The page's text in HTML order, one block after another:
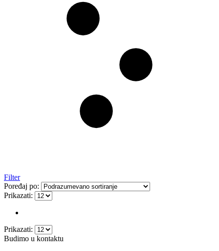
Filter
Poređaj po:
Prikazati:
Prikazati:
Budimo u kontaktu